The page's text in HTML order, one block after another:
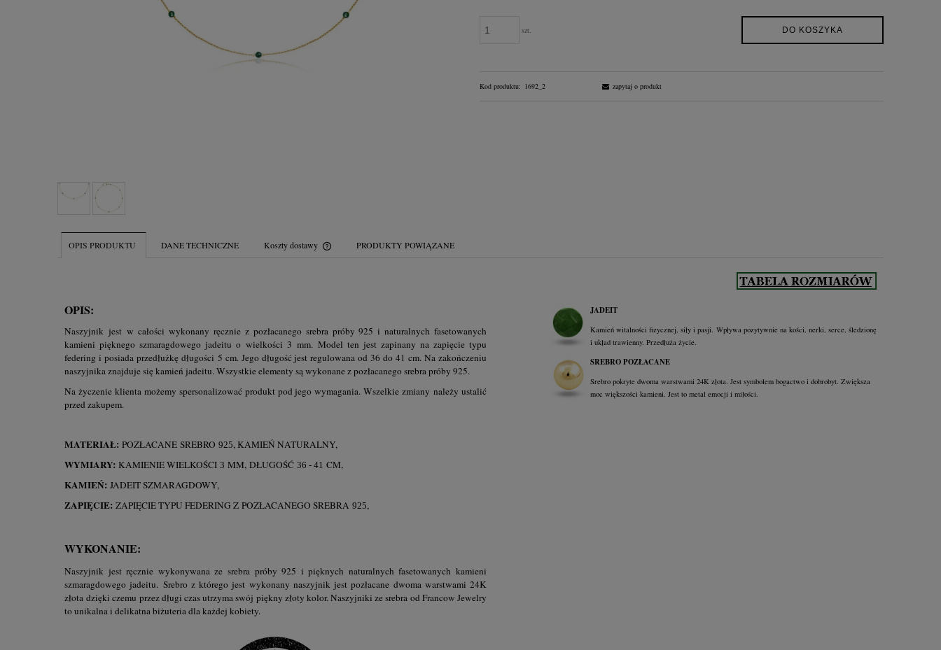
szt. DO KOSZYKA
Kod produktu: 1692_2 zapytaj o produkt
OPIS PRODUKTU DANE TECHNICZNE Koszty dostawy PRODUKTY POWIĄZANE
OPIS:
Naszyjnik jest w całości wykonany ręcznie z pozłacanego srebra próby 925 i naturalnych fasetowanych
kamieni pięknego szmaragdowego jadeitu o wielkości 3 mm. Model ten jest zapinany na zapięcie typu
federing i posiada przedłużkę długości 5 cm. Jego długość jest regulowana od 36 do 41 cm. Na zakończeniu
naszyjnika znajduje się kamień jadeitu. Wszystkie elementy są wykonane z pozłacanego srebra próby 925.
Na życzenie klienta możemy spersonalizować produkt pod jego wymagania. Wszelkie zmiany należy ustalić
przed zakupem.
MATERIAŁ: POZŁACANE SREBRO 925, KAMIEŃ NATURALNY,
WYMIARY: KAMIENIE WIELKOŚCI 3 MM, DŁUGOŚĆ 36 - 41 CM,
KAMIEŃ: JADEIT SZMARAGDOWY,
ZAPIĘCIE: ZAPIĘCIE TYPU FEDERING Z POZŁACANEGO SREBRA 925,
WYKONANIE:
Naszyjnik jest ręcznie wykonywana ze srebra próby 925 i pięknych naturalnych fasetowanych kamieni
szmaragdowego jadeitu. Srebro z którego jest wykonany naszyjnik jest pozłacane dwoma warstwami 24K
złota dzięki czemu przez długi czas utrzyma swój piękny złoty kolor. Naszyjniki ze srebra od Francow Jewelry
to unikalna i delikatna biżuteria dla każdej kobiety.
JADEIT
Kamień witalności fizycznej, siły i pasji. Wpływa pozytywnie na kości, nerki, serce, śledzionę
i układ trawienny. Przedłuża życie.
SREBRO POZŁACANE
Srebro pokryte dwoma warstwami 24K złota. Jest symbolem bogactwo i dobrobyt. Zwiększa
moc większości kamieni. Jest to metal emocji i miłości.